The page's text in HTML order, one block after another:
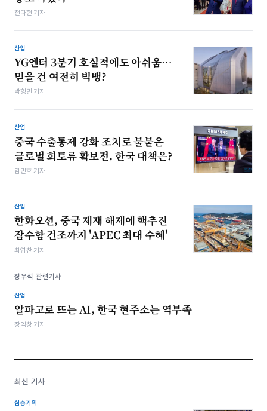
전다현 기자
산업
YG엔터 3분기 호실적에도 아쉬움…
믿을 건 여전히 빅뱅?
박형민 기자
산업
중국 수출통제 강화 조치로 불붙은
글로벌 희토류 확보전, 한국 대책은?
김민호 기자
산업
한화오션, 중국 제재 해제에 핵추진
잠수함 건조까지 'APEC 최대 수혜'
최영찬 기자
장우석 관련기사
산업
알파고로 뜨는 AI, 한국 현주소는 역부족
장익창 기자
최신 기사
심층기획